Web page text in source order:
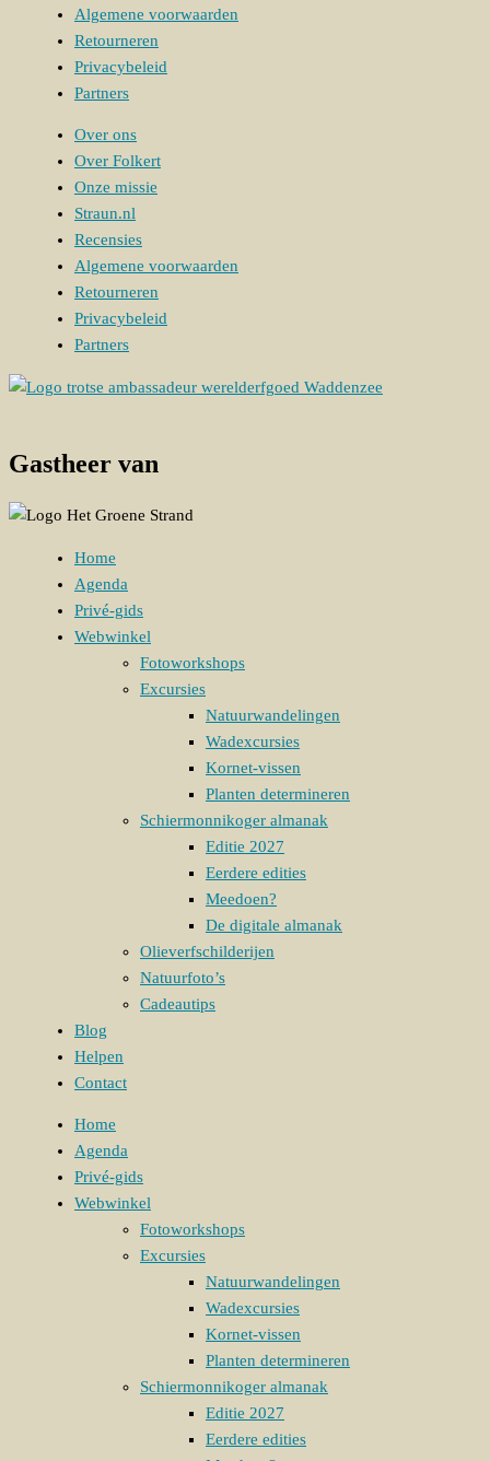
Algemene voorwaarden
Retourneren
Privacybeleid
Partners
Over ons
Over Folkert
Onze missie
Straun.nl
Recensies
Algemene voorwaarden
Retourneren
Privacybeleid
Partners
Gastheer van
Home
Agenda
Privé-gids
Webwinkel
Fotoworkshops
Excursies
Natuurwandelingen
Wadexcursies
Kornet-vissen
Planten determineren
Schiermonnikoger almanak
Editie 2027
Eerdere edities
Meedoen?
De digitale almanak
Olieverfschilderijen
Natuurfoto’s
Cadeautips
Blog
Helpen
Contact
Home
Agenda
Privé-gids
Webwinkel
Fotoworkshops
Excursies
Natuurwandelingen
Wadexcursies
Kornet-vissen
Planten determineren
Schiermonnikoger almanak
Editie 2027
Eerdere edities